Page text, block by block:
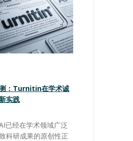
：Turnitin在学术诚
实践
已经在学术领域广泛
科研成果的原创性正